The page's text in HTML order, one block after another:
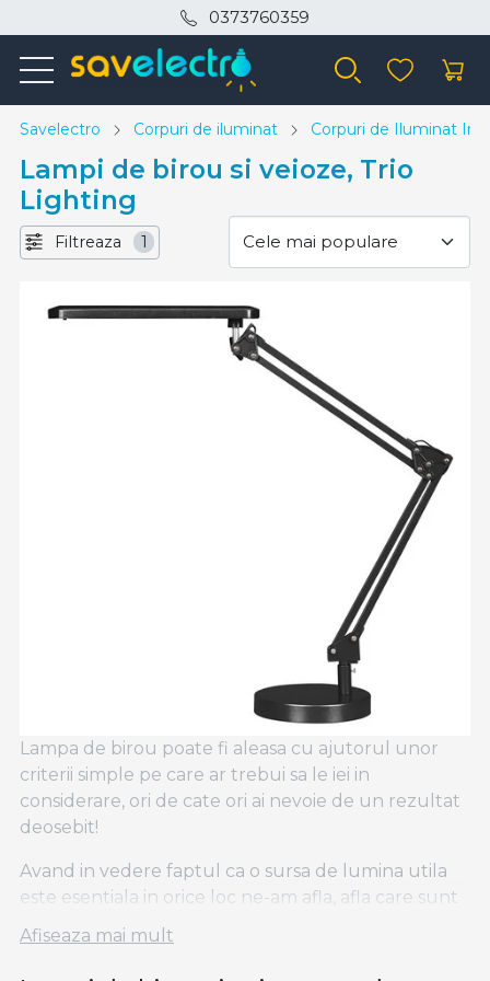
0373760359
Savelectro Corpuri de iluminat Corpuri de Iluminat
Lampi de birou si veioze, Trio
Lighting
Filtreaza 1
Lampa de birou poate fi aleasa cu ajutorul unor
criterii simple pe care ar trebui sa le iei in
considerare, ori de cate ori ai nevoie de un rezultat
deosebit!
Avand in vedere faptul ca o sursa de lumina utila
este esentiala in orice loc ne-am afla, afla care sunt
criteriile care iti pot simplifica alegerea!
Afiseaza mai mult